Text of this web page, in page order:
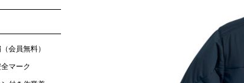
会員無料）
マーク